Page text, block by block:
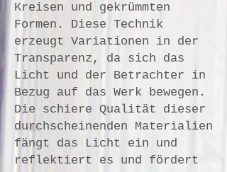
Kreisen und gekrümmten
Formen. Diese Technik
erzeugt Variationen in der
Transparenz, da sich das
Licht und der Betrachter in
Bezug auf das Werk bewegen.
Die schiere Qualität dieser
durchscheinenden Materialien
fängt das Licht ein und
reflektiert es und fördert